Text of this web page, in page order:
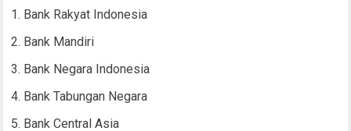
Bank Rakyat Indonesia
Bank Mandiri
Bank Negara Indonesia
Bank Tabungan Negara
Bank Central Asia